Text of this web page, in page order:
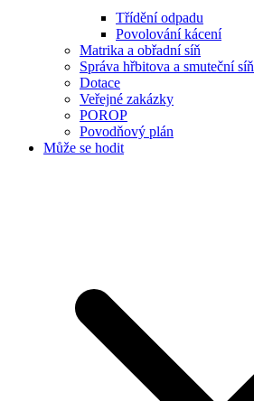
Třídění odpadu
Povolování kácení
Matrika a obřadní síň
Správa hřbitova a smuteční síň
Dotace
Veřejné zakázky
POROP
Povodňový plán
Může se hodit